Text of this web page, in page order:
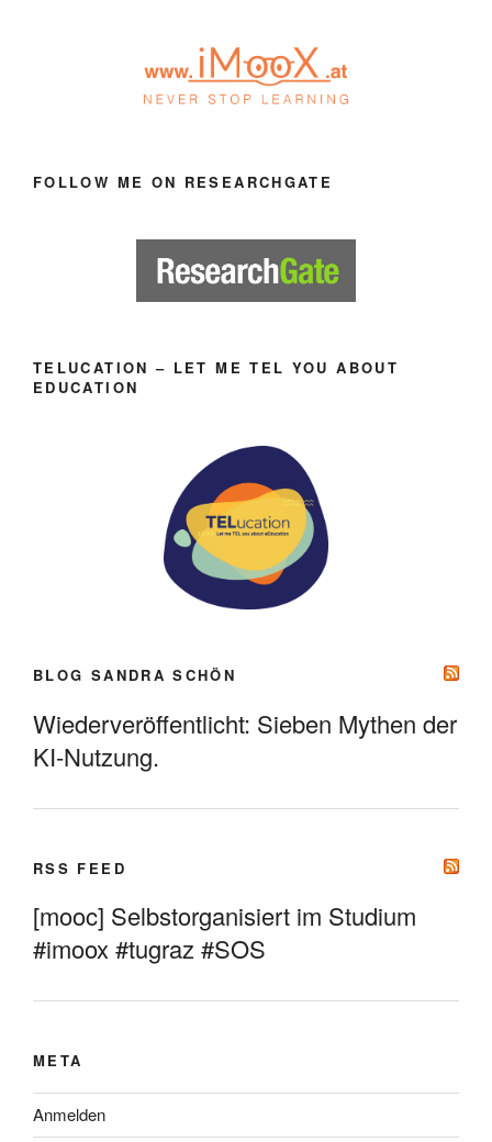
FOLLOW ME ON RESEARCHGATE
TELUCATION – LET ME TEL YOU ABOUT
EDUCATION
BLOG SANDRA SCHÖN
Wiederveröffentlicht: Sieben Mythen der
KI-Nutzung.
RSS FEED
[mooc] Selbstorganisiert im Studium
#imoox #tugraz #SOS
META
Anmelden